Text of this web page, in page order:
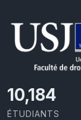
11,110
ÉTUDIANTS